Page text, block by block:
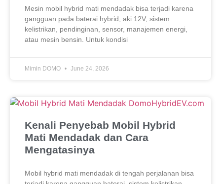
Mesin mobil hybrid mati mendadak bisa terjadi karena
gangguan pada baterai hybrid, aki 12V, sistem
kelistrikan, pendinginan, sensor, manajemen energi,
atau mesin bensin. Untuk kondisi
Mimin DOMO June 24, 2026
Kenali Penyebab Mobil Hybrid
Mati Mendadak dan Cara
Mengatasinya
Mobil hybrid mati mendadak di tengah perjalanan bisa